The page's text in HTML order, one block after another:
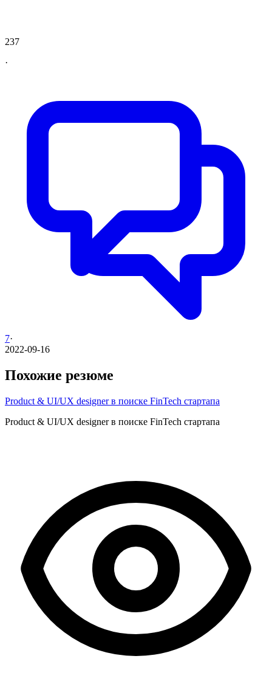
237
·
7·
2022-09-16
Похожие резюме
Product & UI/UX designer в поиске FinTech стартапа
Product & UI/UX designer в поиске FinTech стартапа